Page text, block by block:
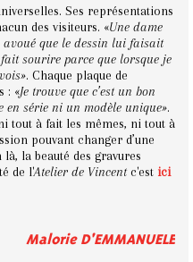
Ses représentations
des visiteurs. «Une dame
avoué que le dessin lui faisait
sourire parce que lorsque je
. Chaque plaque de
: «Je trouve que c’est un bon
en série ni un modèle unique».
tout à fait les mêmes, ni tout à
pouvant changer d’une
là, la beauté des gravures
de l'Atelier de Vincentc'est ici
Malorie D'EMMANUELE